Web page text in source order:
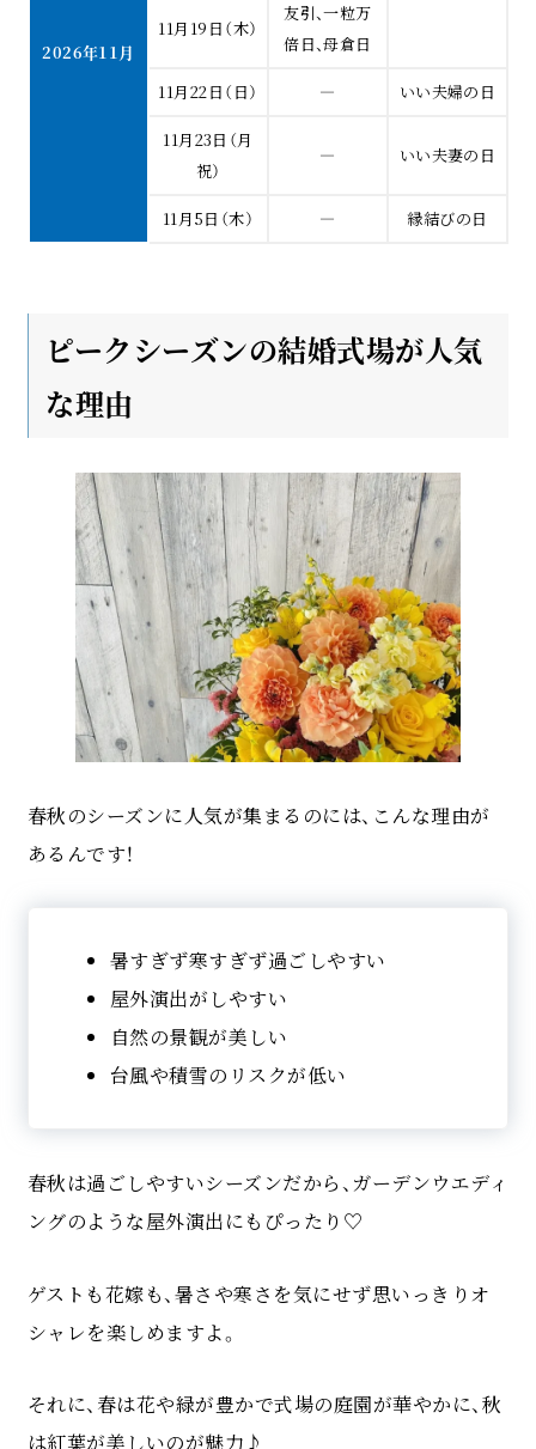
2026年11月
11月19日（木）
友引、一粒万
倍日、母倉日
11月22日（日） ― いい夫婦の日
11月23日（月
祝）
― いい夫妻の日
11月5日（木） ― 縁結びの日
ピークシーズンの結婚式場が人気
な理由
春秋のシーズンに人気が集まるのには、こんな理由が
あるんです！
暑すぎず寒すぎず過ごしやすい
屋外演出がしやすい
自然の景観が美しい
台風や積雪のリスクが低い
春秋は過ごしやすいシーズンだから、ガーデンウエディ
ングのような屋外演出にもぴったり♡
ゲストも花嫁も、暑さや寒さを気にせず思いっきりオ
シャレを楽しめますよ。
それに、春は花や緑が豊かで式場の庭園が華やかに、秋
は紅葉が美しいのが魅力♪